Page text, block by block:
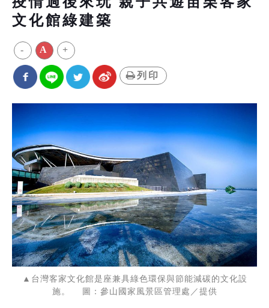
文化館綠建築
- A +
列印
▲台灣客家文化館是座兼具綠色環保與節能減碳的文化設
施。 圖：參山國家風景區管理處／提供